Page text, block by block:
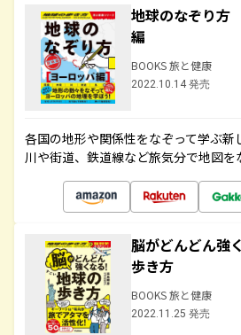
地球のなぞり
編
BOOKS 旅と健康
2022.10.14 発売
各国の地形や関係性をなぞって学ぶ新
川や街道、鉄道線など旅気分で地図を
脳がどんどん強
歩き方
BOOKS 旅と健康
2022.11.25 発売